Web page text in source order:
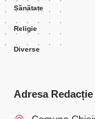
Sănătate
Religie
Diverse
Adresa Redacție